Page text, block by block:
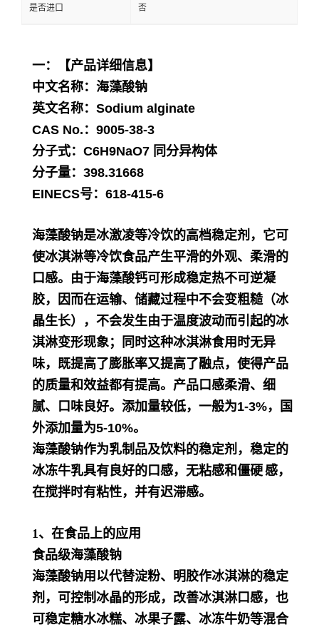
是否进口 否
一：【产品详细信息】
中文名称： 海藻酸钠
英文名称：Sodium alginate
CAS No.： 9005-38-3
分子式： C6H9NaO7 同分异构体
分子量： 398.31668
EINECS号： 618-415-6
海藻酸钠是冰激凌等冷饮的高档稳定剂，它可
使冰淇淋等冷饮食品产生平滑的外观、柔滑的
口感。由于海藻酸钙可形成稳定热不可逆凝
胶，因而在运输、储藏过程中不会变粗糙（冰
晶生长），不会发生由于温度波动而引起的冰
淇淋变形现象；同时这种冰淇淋食用时无异
味，既提高了膨胀率又提高了融点，使得产品
的质量和效益都有提高。产品口感柔滑、细
腻、口味良好。添加量较低，一般为1-3%，国
外添加量为5-10%。
海藻酸钠作为乳制品及饮料的稳定剂，稳定的
冰冻牛乳具有良好的口感，无粘感和僵硬感，
在搅拌时有粘性，并有迟滞感。
1、在食品上的应用
食品级海藻酸钠
海藻酸钠用以代替淀粉、明胶作冰淇淋的稳定
剂，可控制冰晶的形成，改善冰淇淋口感，也
可稳定糖水冰糕、冰果子露、冰冻牛奶等混合